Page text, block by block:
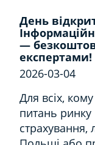
День
—
експертами!
2026-03-04
Для всіх,
питань ринку
страхування,